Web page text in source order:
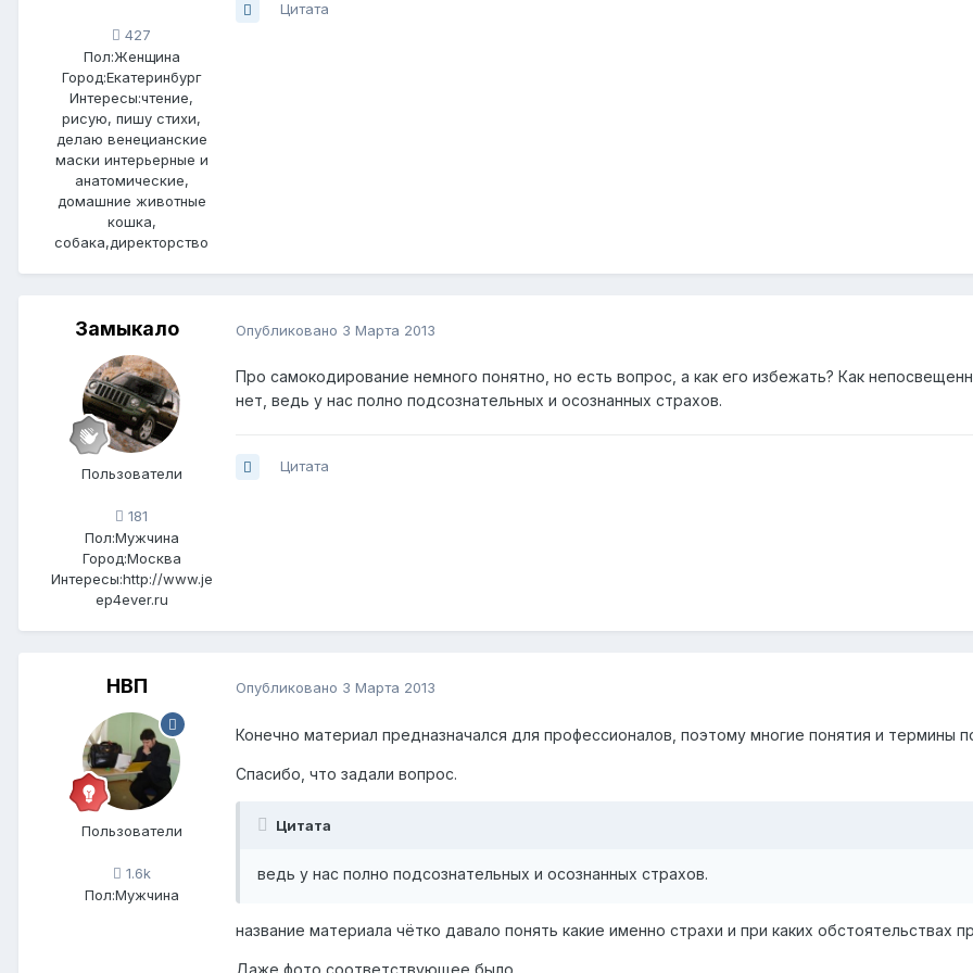
427
Пол:Женщина
Город:Екатеринбург
Интересы:чтение,
рисую, пишу стихи,
делаю венецианские
маски интерьерные и
анатомические,
домашние животные
кошка,
собака,директорство
Цитата
Замыкало
Пользователи
181
Пол:Мужчина
Город:Москва
Интересы:http://www.je
ep4ever.ru
Опубликовано 3 Марта 2013
Про самокодирование немного понятно, но есть вопрос, а как его избежать? Как
нет, ведь у нас полно подсознательных и осознанных страхов.
Цитата
НВП
Пользователи
1.6k
Пол:Мужчина
Опубликовано 3 Марта 2013
Конечно материал предназначался для профессионалов, поэтому многие понятия и термины
Спасибо, что задали вопрос.
Цитата
ведь у нас полно подсознательных и осознанных страхов.
название материала чётко давало понять какие именно страхи и при каких обстоятельствах
Даже фото соответствующее было.